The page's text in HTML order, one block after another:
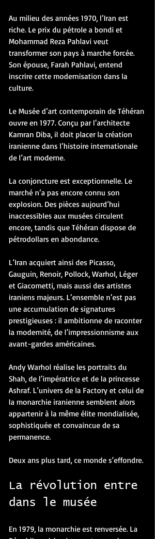
Au milieu des années 1970, l’Iran est
riche. Le prix du pétrole a bondi et
Mohammad Reza Pahlavi veut
transformer son pays à marche forcée.
Son épouse, Farah Pahlavi, entend
inscrire cette modernisation dans la
culture.
Le Musée d’art contemporain de Téhéran
ouvre en 1977. Conçu par l’architecte
Kamran Diba, il doit placer la création
iranienne dans l’histoire internationale
de l’art moderne.
La conjoncture est exceptionnelle. Le
marché n’a pas encore connu son
explosion. Des pièces aujourd’hui
inaccessibles aux musées circulent
encore, tandis que Téhéran dispose de
pétrodollars en abondance.
L’Iran acquiert ainsi des Picasso,
Gauguin, Renoir, Pollock, Warhol, Léger
et Giacometti, mais aussi des artistes
iraniens majeurs. L’ensemble n’est pas
une accumulation de signatures
prestigieuses : il ambitionne de raconter
la modernité, de l’impressionnisme aux
avant-gardes américaines.
Andy Warhol réalise les portraits du
Shah, de l’impératrice et de la princesse
Ashraf. L’univers de la Factory et celui de
la monarchie iranienne semblent alors
appartenir à la même élite mondialisée,
sophistiquée et convaincue de sa
permanence.
Deux ans plus tard, ce monde s’effondre.
La révolution entre
dans le musée
En 1979, la monarchie est renversée. La